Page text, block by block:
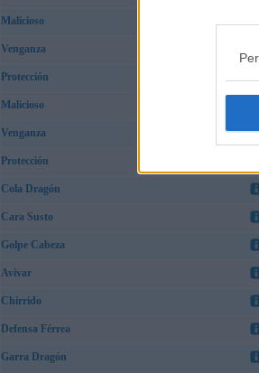
Malicioso
Venganza
Protección
Malicioso
Venganza
Protección
Cola Dragón
Cara Susto
Golpe Cabeza
Avivar
Chirrido
Defensa Férrea
Garra Dragón